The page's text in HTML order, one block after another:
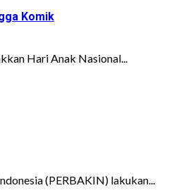
Komik
Hari Anak Nasional...
(PERBAKIN) lakukan...